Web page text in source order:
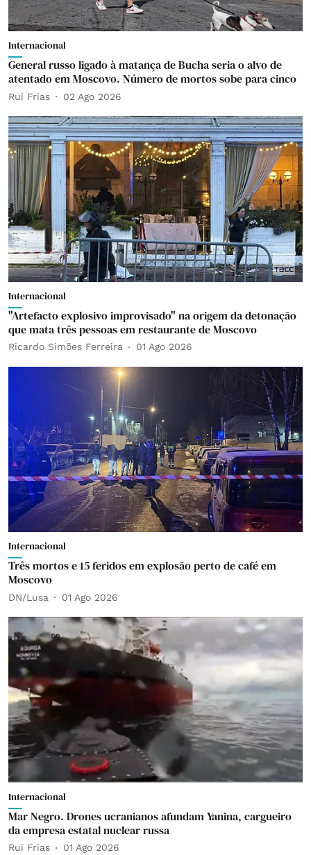
Internacional
General russo ligado à matança de Bucha seria o alvo de
atentado em Moscovo. Número de mortos sobe para cinco
Rui Frias 02 Ago 2026
Internacional
"Artefacto explosivo improvisado" na origem da detonação
que mata três pessoas em restaurante de Moscovo
Ricardo Simões Ferreira 01 Ago 2026
Internacional
Três mortos e 15 feridos em explosão perto de café em
Moscovo
DN/Lusa 01 Ago 2026
Internacional
Mar Negro. Drones ucranianos afundam Yanina, cargueiro
da empresa estatal nuclear russa
Rui Frias 01 Ago 2026